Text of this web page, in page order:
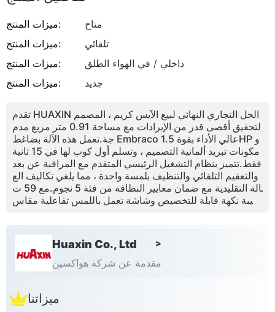
ميزات المنتج:
متاح
ميزات المنتج:
تلقائي
ميزات المنتج:
داخلي / في الهواء الطلق
ميزات المنتج:
جديد
تقدم HUAXIN الحل التجاري النهائي لبيع الآيس كريم ، المصمم
لتحقيق أقصى قدر من الإيرادات مع مساحة 0.91 متر مربع مدم
جة.تعمل هذه الآلة بضاغط Embraco عالي الأداء بقوة 1.5HP و
مكونات تبريد ألمانية التصميم ، وتسلم أول كوب لها في 15 ثانية
فقط.تتميز بنظام التشغيل الرئيسي المتقدم مع المراقبة عن بعد
والتعقيم التلقائي والتنظيف بلمسة واحدة ، مما يلغي تكاليف الع
مالة التقليدية مع ضمان معايير النظافة من فئة 5 نجوم.مع 59 ت
ركيبة نكهة قابلة للتخصيص وشاشة تعمل باللمس تفاعلية مقاس
رة التجزئة مع 70٪ من حصة السوق المحلية الخبرة وشهادات C
E / ETL العالمية.
Huaxin Co., Ltd >
مقدمة عن شركة هواكسين
ميزاتنا